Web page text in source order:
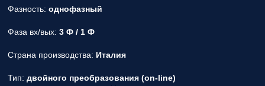
Фазность: однофазный
Фаза вх/вых: 3 Ф / 1 Ф
Страна производства: Италия
Тип: двойного преобразования (on-line)